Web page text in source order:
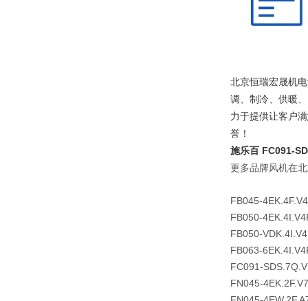
北京恒瑞宏晟机
调、制冷、供暖
力于提供让客户
誉！
施乐百 FC091-
更多品牌风机在
FB045-
FB050-
FB050-
FB063-
FC091-
FN045-